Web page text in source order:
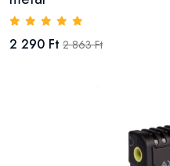
2 290 Ft 2 863 Ft